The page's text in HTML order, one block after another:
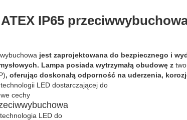
IP65
jest zaprojektowana do bezpiecznego i
Lampa posiada wytrzymałą obudowę z
, oferując doskonałą odporność na uderzenia,
LED dostarczającej do
cechy
LED do